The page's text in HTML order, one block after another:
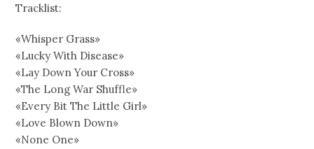
Tracklist:
«Whisper Grass»
«Lucky With Disease»
«Lay Down Your Cross»
«The Long War Shuffle»
«Every Bit The Little Girl»
«Love Blown Down»
«None One»